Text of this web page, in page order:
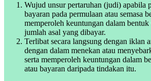
Wujud unsur pertaruhan (judi) apabila
bayaran pada permulaan atau semasa
memperoleh keuntungan dalam
jumlah asal yang dibayar.
Terlibat secara langsung dengan iklan
dengan dalam menekan atau
serta memperoleh keuntungan dalam
atau bayaran daripada tindakan itu.